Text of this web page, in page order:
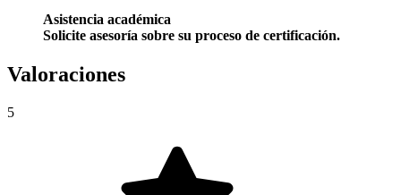
Asistencia académica
Solicite asesoría sobre su proceso de certificación.
Valoraciones
5